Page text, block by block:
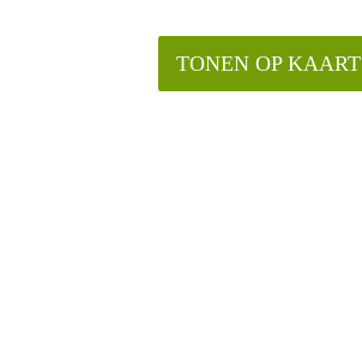
TONEN OP KAART